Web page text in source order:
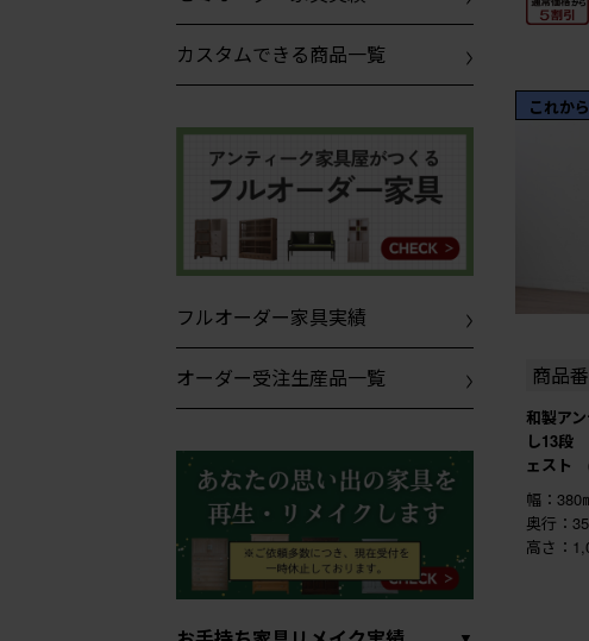
カスタムできる商品一覧
フルオーダー家具実績
オーダー受注生産品一覧
これか
商品
和製ア
し13段
ェスト
幅：380
奥行：
高さ：